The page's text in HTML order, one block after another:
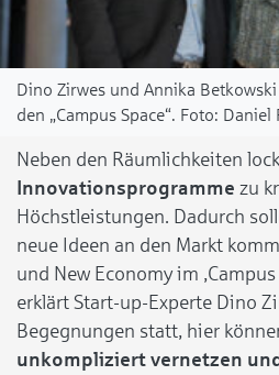
Dino Zirwes und Annika
den „Campus Space“.
Daniel
Neben den Räumlichkeiten
Innovationsprogramme zu
Höchstleistungen. Dadurch
neue Ideen an den Markt
und New Economy im ‚Campus
erklärt Start-up-Experte Dino
Begegnungen statt, hier
unkompliziert vernetzen